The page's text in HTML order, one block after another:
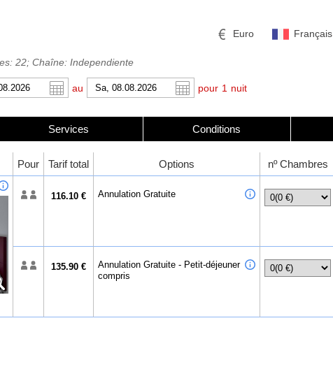
Français
English
Euro
Pound sterling
Yen
22; Chaîne: Independiente
au pour 1 nuit
Services Conditions
Pour Tarif total Options nº Chambres
116.10 €
Annulation Gratuite
135.90 €
Annulation Gratuite - Petit-déjeuner
compris